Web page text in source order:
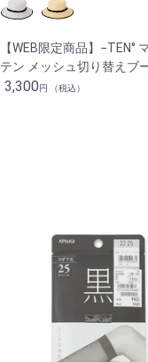
【WEB限定商品】−TEN°
テン メッシュ切り替えブ
3,300円 （税込）